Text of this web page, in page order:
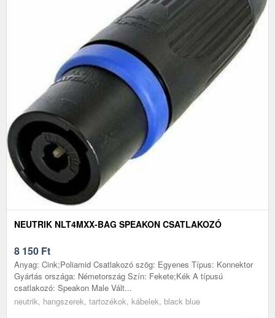
NEUTRIK NLT4MXX-BAG SPEAKON CSATLAKOZÓ
8 150 Ft
Anyag: Cink;Poliamid Csatlakozó szög: Egyenes Típus: Konnektor
Gyártás országa: Németország Szín: Fekete;Kék A típusú
csatlakozó: Speakon Male Vált...
neutrik, hangszerek, tartozékok, kábelek, black blue